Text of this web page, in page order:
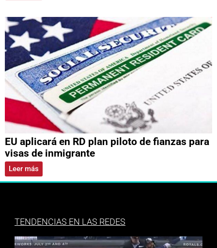
EU aplicará en RD plan piloto de fianzas para
visas de inmigrante
Leer más
TENDENCIAS EN LAS REDES